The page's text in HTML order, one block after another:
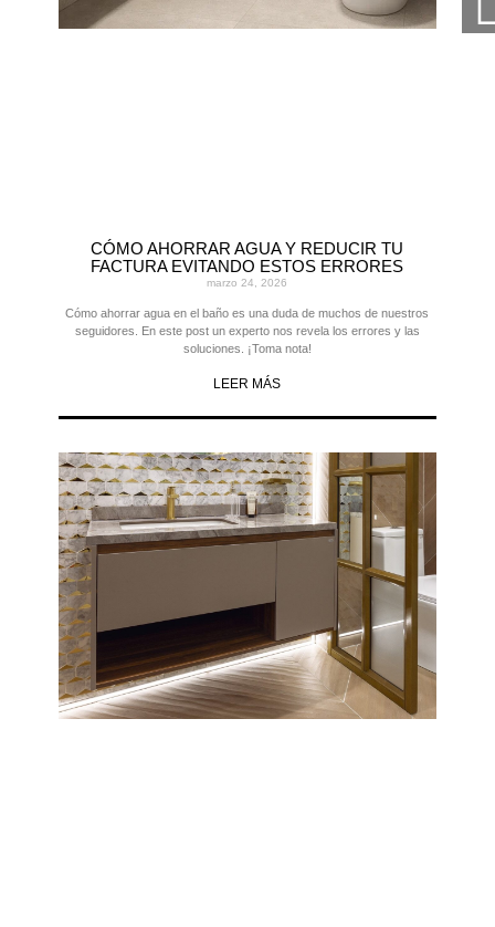
CÓMO AHORRAR AGUA Y REDUCIR TU
FACTURA EVITANDO ESTOS ERRORES
marzo 24, 2026
Cómo ahorrar agua en el baño es una duda de muchos de nuestros
seguidores. En este post un experto nos revela los errores y las
soluciones. ¡Toma nota!
LEER MÁS